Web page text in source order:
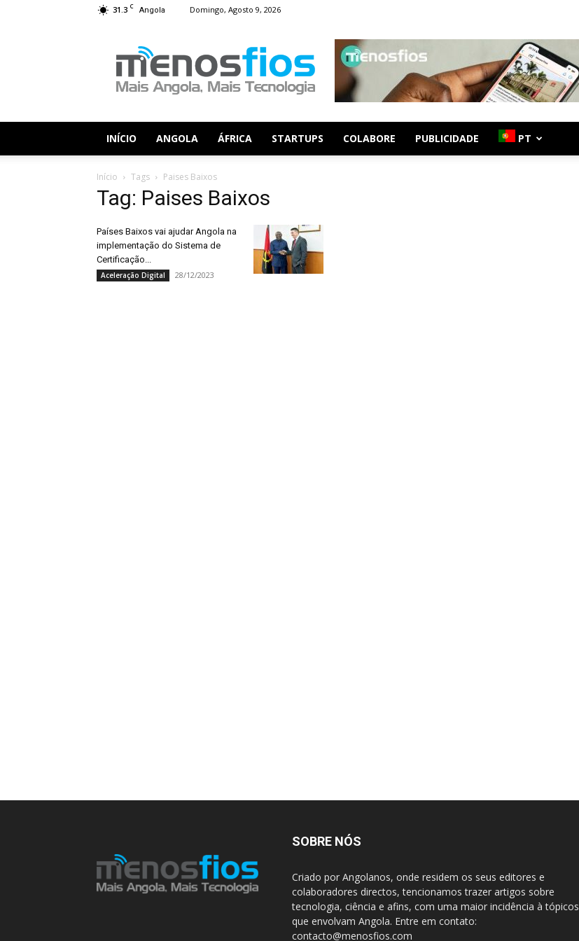
31.3 C Angola Domingo, Agosto 9, 2026
Fios
INÍCIO ANGOLA ÁFRICA STARTUPS COLABORE PUBLICIDADE PT
Início Tags Paises Baixos
Tag: Paises Baixos
Países Baixos vai ajudar Angola na
implementação do Sistema de
Certificação...
Aceleração Digital 28/12/2023
SOBRE NÓS
Criado por Angolanos, onde residem os seus editores e
colaboradores directos, tencionamos trazer artigos sobre
tecnologia, ciência e afins, com uma maior incidência à tópicos
que envolvam Angola. Entre em contato:
contacto@menosfios.com